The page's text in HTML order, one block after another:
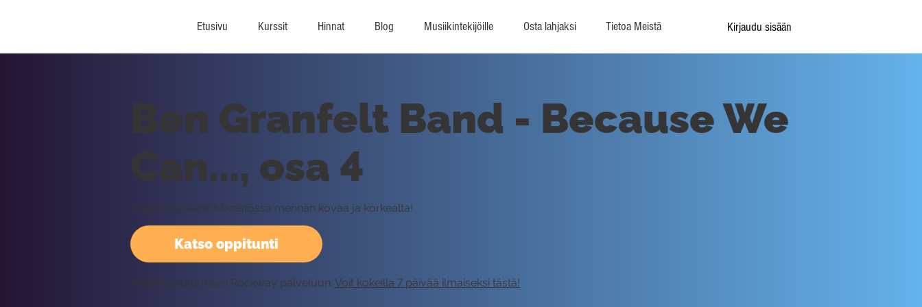
Etusivu Kurssit Hinnat Blog Musiikintekijöille Osta lahjaksi Tietoa Meistä Kirjaudu sisään
Katso oppitunti
Ben Granfelt Band - Because We
Can..., osa 4
Kappaleen kertosäkeistössä mennän kovaa ja korkealta!
Vaatii kirjautumisen Rockway palveluun. Voit kokeilla 7 päivää ilmaiseksi tästä!